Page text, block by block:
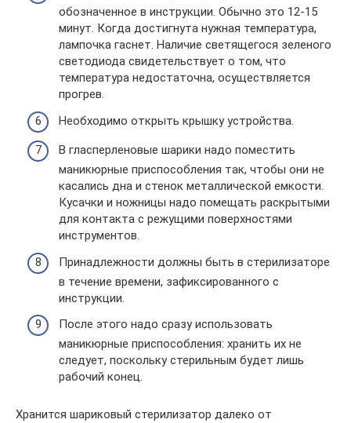
обозначенное в инструкции. Обычно это 12-15
минут. Когда достигнута нужная температура,
лампочка гаснет. Наличие светящегося зеленого
светодиода свидетельствует о том, что
температура недостаточна, осуществляется
прогрев.
Необходимо открыть крышку устройства.
В гласперленовые шарики надо поместить
маникюрные приспособления так, чтобы они не
касались дна и стенок металлической емкости.
Кусачки и ножницы надо помещать раскрытыми
для контакта с режущими поверхностями
инструментов.
Принадлежности должны быть в стерилизаторе
в течение времени, зафиксированного с
инструкции.
После этого надо сразу использовать
маникюрные приспособления: хранить их не
следует, поскольку стерильным будет лишь
рабочий конец.
Хранится шариковый стерилизатор далеко от